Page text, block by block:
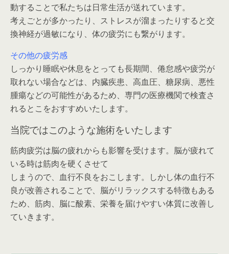
動することで私たちは日常生活が送れています。
考えごとが多かったり、ストレスが溜まったりすると交
換神経が過敏になり、体の疲労にも繋がります。
その他の疲労感
しっかり睡眠や休息をとっても長期間、倦怠感や疲労が
取れない場合などは、内臓疾患、高血圧、糖尿病、悪性
腫瘍などの可能性があるため、専門の医療機関で検査さ
れるとこをおすすめいたします。
当院ではこのような施術をいたします
筋肉疲労は脳の疲れからも影響を受けます。脳が疲れて
いる時は筋肉を硬くさせて
しまうので、血行不良をおこします。しかし体の血行不
良が改善されることで、脳がリラックスする特徴もある
ため、筋肉、脳に酸素、栄養を届けやすい体質に改善し
ていきます。